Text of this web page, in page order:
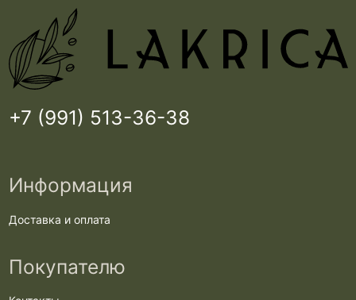
+7 (991) 513-36-38
Информация
Доставка и оплата
Покупателю